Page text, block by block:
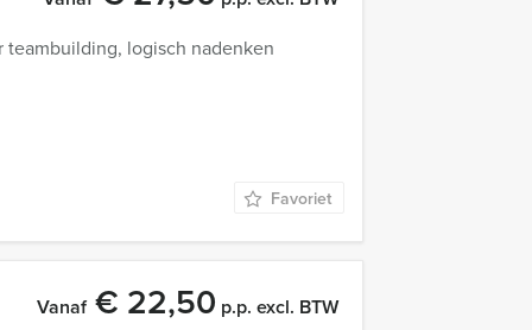
teambuilding, logisch nadenken
Favoriet
Vanaf€ 22,50 p.p. excl. BTW